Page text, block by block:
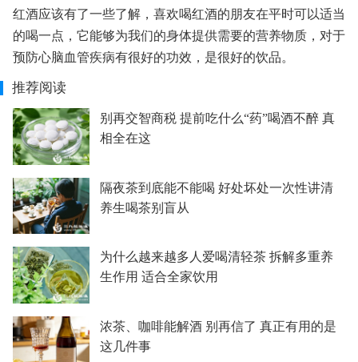
红酒应该有了一些了解，喜欢喝红酒的朋友在平时可以适当
的喝一点，它能够为我们的身体提供需要的营养物质，对于
预防心脑血管疾病有很好的功效，是很好的饮品。
推荐阅读
别再交智商税 提前吃什么“药”喝酒不醉 真
相全在这
隔夜茶到底能不能喝 好处坏处一次性讲清
养生喝茶别盲从
为什么越来越多人爱喝清轻茶 拆解多重养
生作用 适合全家饮用
浓茶、咖啡能解酒 别再信了 真正有用的是
这几件事